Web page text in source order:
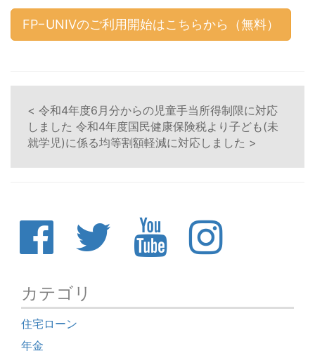
FP−UNIVのご利用開始はこちらから（無料）
< 令和4年度6月分からの児童手当所得制限に対応
しました 令和4年度国民健康保険税より子ども(未
就学児)に係る均等割額軽減に対応しました >
カテゴリ
住宅ローン
年金